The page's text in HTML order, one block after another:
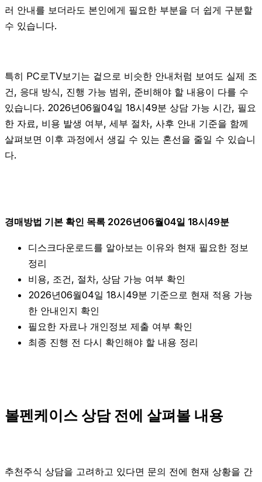
러 안내를 보더라도 본인에게 필요한 부분을 더 쉽게 구분할
수 있습니다.
특히 PC로TV보기는 겉으로 비슷한 안내처럼 보여도 실제 조
건, 응대 방식, 진행 가능 범위, 준비해야 할 내용이 다를 수
있습니다. 2026년06월04일 18시49분 상담 가능 시간, 필요
한 자료, 비용 발생 여부, 세부 절차, 사후 안내 기준을 함께
살펴보면 이후 과정에서 생길 수 있는 혼선을 줄일 수 있습니
다.
경매방법 기본 확인 목록 2026년06월04일 18시49분
디스크다운로드를 알아보는 이유와 현재 필요한 정보
정리
비용, 조건, 절차, 상담 가능 여부 확인
2026년06월04일 18시49분 기준으로 현재 적용 가능
한 안내인지 확인
필요한 자료나 개인정보 제출 여부 확인
최종 진행 전 다시 확인해야 할 내용 정리
볼펜케이스 상담 전에 살펴볼 내용
추천주식 상담을 고려하고 있다면 문의 전에 현재 상황을 간